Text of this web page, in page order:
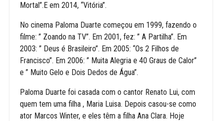
Mortal”.E em 2014, “Vitória”.
No cinema Paloma Duarte começou em 1999, fazendo o
filme: ” Zoando na TV”. Em 2001, fez: ” A Partilha”. Em
2003: ” Deus é Brasileiro”. Em 2005: “Os 2 Filhos de
Francisco”. Em 2006: ” Muita Alegria e 40 Graus de Calor”
e ” Muito Gelo e Dois Dedos de Água”.
Paloma Duarte foi casada com o cantor Renato Lui, com
quem tem uma filha , Maria Luisa. Depois casou-se como
ator Marcos Winter, e eles têm a filha Ana Clara. Hoje